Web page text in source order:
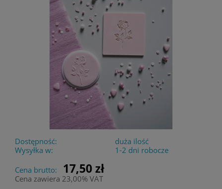
Dostępność:
duża ilość
Wysyłka w:
1-2 dni robocze
Cena brutto:
17,50 zł
Cena zawiera 23,00% VAT